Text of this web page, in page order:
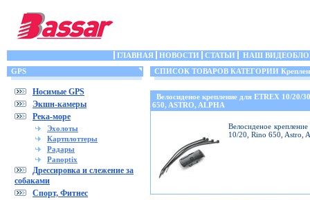
ГЛАВНАЯ НОВОСТИ СТАТЬИ
НАШ
GPS
Носимые GPS
Экшн-камеры
Река-море
Эхолоты
Картплоттеры
Радары
Panoptix
Дрессировка и слежение за
собаками
Спорт, Фитнес
СПИСОК ТОВАРОВ КАТЕГОРИИ
Велосиденое крепление для ETREX 10/
650, ASTRO, ALPHA
Велосиденое
10/20, Rino 650, Astro,